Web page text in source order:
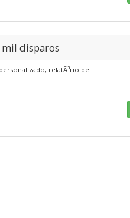
mil disparos
relatÃ³rio de